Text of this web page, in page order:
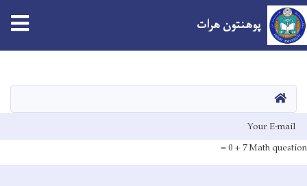
content
پوهنتون هرات
صفحه اصلی
E-mail
Math question
7 + 0 =